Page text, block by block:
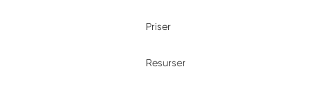
Priser
Resurser